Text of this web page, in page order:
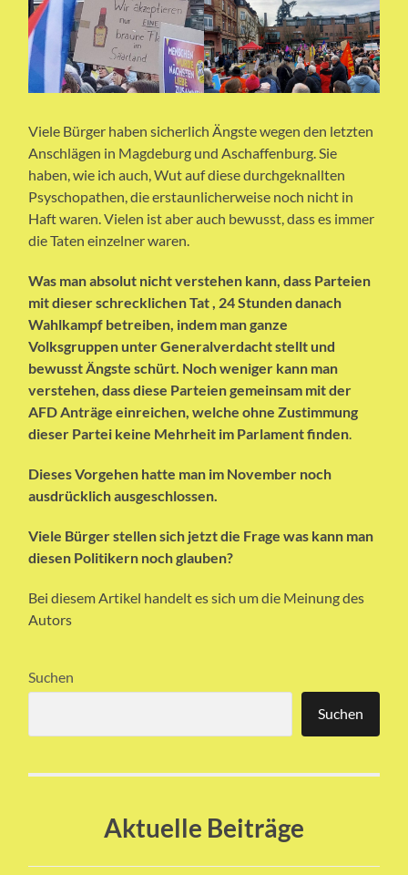
Viele Bürger haben sicherlich Ängste wegen den letzten
Anschlägen in Magdeburg und Aschaffenburg. Sie
haben, wie ich auch, Wut auf diese durchgeknallten
Psyschopathen, die erstaunlicherweise noch nicht in
Haft waren. Vielen ist aber auch bewusst, dass es immer
die Taten einzelner waren.
Was man absolut nicht verstehen kann, dass Parteien
mit dieser schrecklichen Tat , 24 Stunden danach
Wahlkampf betreiben, indem man ganze
Volksgruppen unter Generalverdacht stellt und
bewusst Ängste schürt. Noch weniger kann man
verstehen, dass diese Parteien gemeinsam mit der
AFD Anträge einreichen, welche ohne Zustimmung
dieser Partei keine Mehrheit im Parlament finden
Dieses Vorgehen hatte man im November noch
ausdrücklich ausgeschlossen.
Viele Bürger stellen sich jetzt die Frage was kann man
diesen Politikern noch glauben?
Bei diesem Artikel handelt es sich um die Meinung des
Autors
Suchen
Suchen
Aktuelle Beiträge